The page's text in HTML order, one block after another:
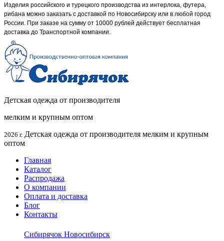
Изделия российского и турецкого производства из интерлока, футера,
рибана можно заказать с доставкой по Новосибирску или в любой город
России. При заказе на сумму от 10000 рублей действует бесплатная
доставка до Транспортной компании.
Детская одежда от производителя
мелким и крупным оптом
2026 г. Детская одежда от производителя мелким и крупным
оптом
Главная
Каталог
Распродажа
О компании
Оплата и доставка
Блог
Контакты
Сибирячок Новосибирск